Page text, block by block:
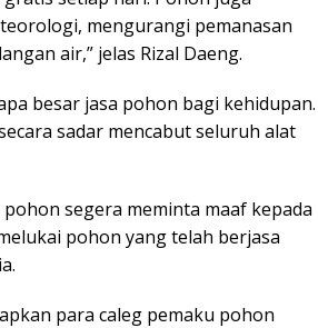
mengurangi pemanasan
air,” jelas Rizal Daeng.
besar jasa pohon bagi kehidupan.
sadar mencabut seluruh alat
segera meminta maaf kepada
pohon yang telah berjasa
para caleg pemaku pohon